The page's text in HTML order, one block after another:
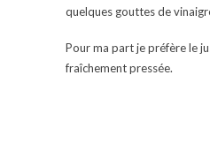
quelques gouttes de
Pour ma part je préfère le
fraîchement pressée.